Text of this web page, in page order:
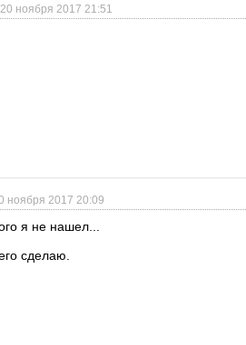
20 ноября 2017 21:51
ноября 2017 20:09
я не нашел...
сделаю.